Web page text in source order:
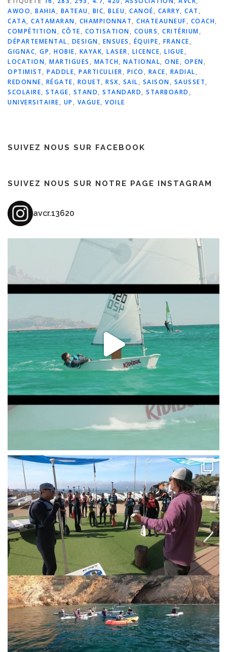
AWOO, BAHIA, BATEAU, BIC, BLEU, CANOÉ, CARRY, CAT,
CATA, CATAMARAN, CHAMPIONNAT, CHATEAUNEUF, COACH,
COMPÉTITION, CÔTE, COTISATION, COURS, CRITÉRIUM,
DÉPARTEMENTAL, DESIGN, ENSUES, ÉQUIPE, FRANCE,
GIGNAC, GP, HOBIE, KAYAK, LASER, LICENCE, LIGUE,
LOCATION, MARTIGUES, MATCH, NATIONAL, ONE, OPEN,
OPTIMIST, PADDLE, PARTICULIER, PICO, RACE, RADIAL,
REDONNE, RÉGATE, ROUET, RSX, SAIL, SAISON, SAUSSET,
SCOLAIRE, STAGE, STAND, STANDARD, STARBOARD,
UNIVERSITAIRE, UP, VAGUE, VOILE
SUIVEZ NOUS SUR FACEBOOK
SUIVEZ NOUS SUR NOTRE PAGE INSTAGRAM
avcr.13620